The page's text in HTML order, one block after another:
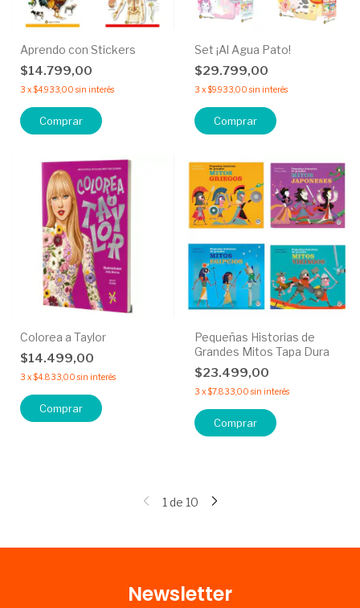
Aprendo con Stickers
$14.799,00
3 x$4.933,00 sin interés
Comprar
Set ¡Al Agua Pato!
$29.799,00
3 x$9.933,00 sin interés
Comprar
Colorea a Taylor
$14.499,00
3 x$4.833,00 sin interés
Pequeñas Historias de
Grandes Mitos Tapa Dura
$23.499,00
3 x$7.833,00 sin interés
Comprar
1 de 10
Newsletter